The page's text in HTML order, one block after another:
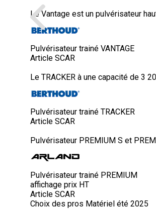
Le Vantage est un pulvérisateur
Pulvérisateur trainé VANTAGE
Article SCAR
Le TRACKER à une capacité de 3
Pulvérisateur trainé TRACKER
Article SCAR
Pulvérisateur PREMIUM S et
Pulvérisateur trainé PREMIUM
affichage prix HT
Article SCAR
Choix des pros Matériel été 2025